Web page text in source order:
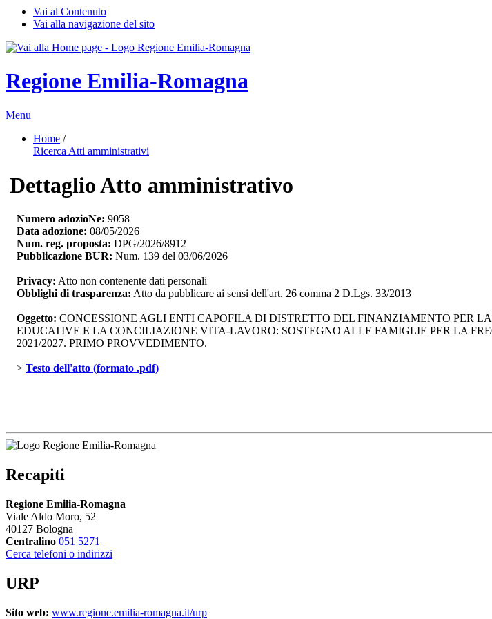
Vai al Contenuto
Vai alla navigazione del sito
Regione Emilia-Romagna
Menu
Home /
Ricerca Atti amministrativi
Dettaglio Atto amministrativo
Numero adozioNe: 9058
Data adozione: 08/05/2026
Num. reg. proposta: DPG/2026/8912
Pubblicazione BUR: Num. 139 del 03/06/2026
Privacy: Atto non contenente dati personali
Obblighi di trasparenza: Atto da pubblicare ai sensi dell'art. 26 comma 2 D.Lgs. 33/2013
Oggetto: CONCESSIONE AGLI ENTI CAPOFILA DI DISTRETTO DEL FINANZIAMENTO PER
EDUCATIVE E LA CONCILIAZIONE VITA-LAVORO: SOSTEGNO ALLE FAMIGLIE PER LA
2021/2027. PRIMO PROVVEDIMENTO.
> Testo dell'atto (formato .pdf)
Recapiti
Regione Emilia-Romagna
Viale Aldo Moro, 52
40127 Bologna
Centralino 051 5271
Cerca telefoni o indirizzi
URP
Sito web: www.regione.emilia-romagna.it/urp